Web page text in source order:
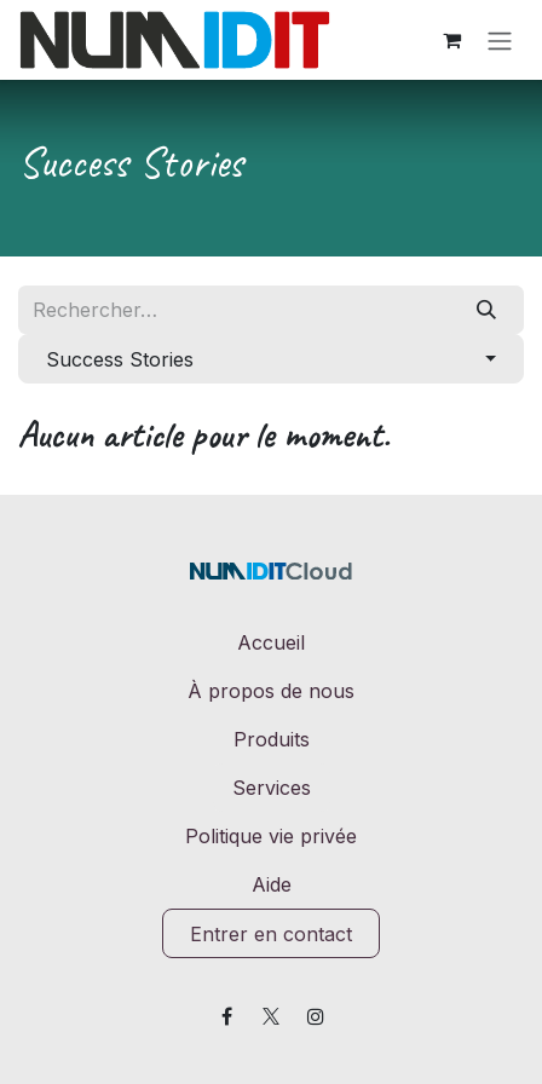
Se rendre au contenu
Success Stories
Success Stories
Aucun article pour le moment.
Accueil
À propos de nous
Produits
Services
Politique vie privée
Aide
Entrer en contact